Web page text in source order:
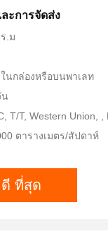
ะการจัดส่ง
.ม
นกล่องหรือบนพาเลท
น
T/T, Western Union, ,
ตารางเมตร/สัปดาห์
ที่สุด